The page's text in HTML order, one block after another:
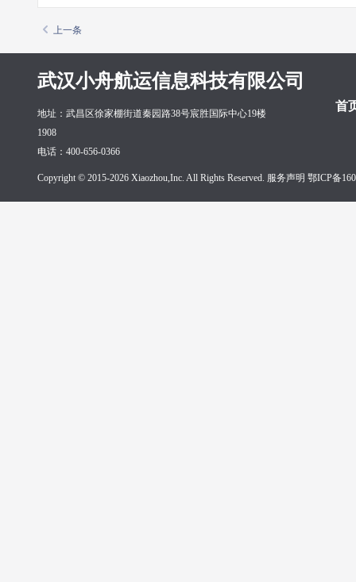
上一条
武汉小舟航运信息科技有限公司
首
地址：武昌区徐家棚街道秦园路38号宸胜国际中心19楼
1908
电话：400-656-0366
Copyright © 2015-2026 Xiaozhou,Inc. All Rights Reserved. 服务声明 鄂ICP备